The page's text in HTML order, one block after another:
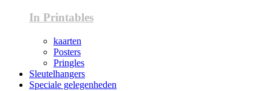
In Printables
kaarten
Posters
Pringles
Sleutelhangers
Speciale gelegenheden